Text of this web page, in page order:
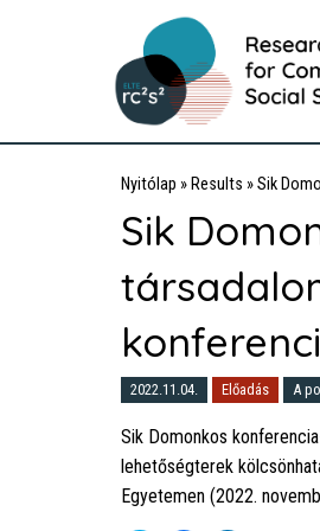
Nyitólap » Results »Sik
Sik
2022.11.04. Előadás A
Sik Domonkos
lehetőségterek
Egyetemen (2022.